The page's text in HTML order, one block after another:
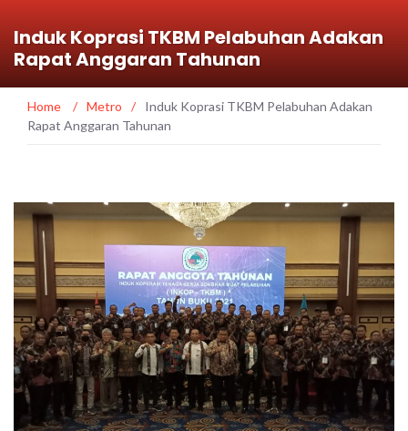
Induk Koprasi TKBM Pelabuhan Adakan
Rapat Anggaran Tahunan
Home / Metro /
Induk Koprasi TKBM Pelabuhan Adakan
Rapat Anggaran Tahunan